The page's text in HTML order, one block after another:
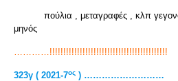
πούλια , μεταγραφές , κλπ
μηνός
…………!!!!!!!!!!!!!!!!!!!!!!!!!!!!!!!!!!!!!!!!!!!
323γ ( 2021-7ος ) ………………………